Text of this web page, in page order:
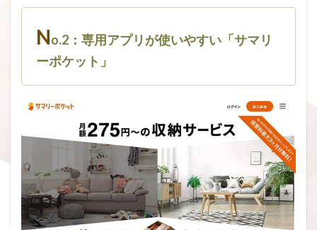
No.2：専用アプリが使いやすい「サマリ
ーポケット」